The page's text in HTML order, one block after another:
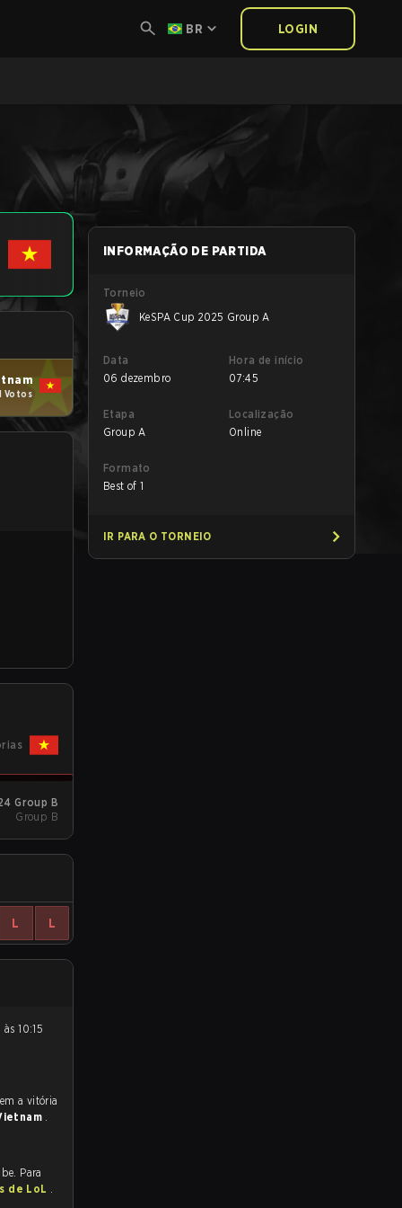
BR LOGIN
Votos
Group B
Group B
L L
.
Para
de LoL .
INFORMAÇÃO DE PARTIDA
Torneio
KeSPA Cup 2025 Group A
Data
06 dezembro
Hora de início
07:45
Etapa
Group A
Localização
Online
Formato
Best of 1
IR PARA O TORNEIO